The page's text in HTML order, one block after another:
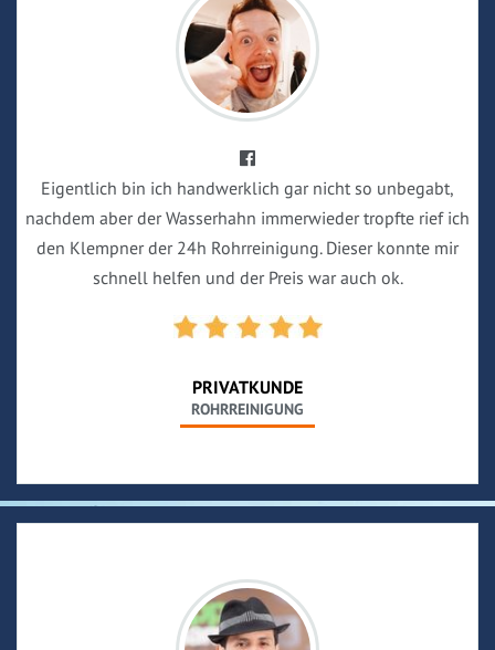
Eigentlich bin ich handwerklich gar nicht so unbegabt,
nachdem aber der Wasserhahn immerwieder tropfte rief ich
den Klempner der 24h Rohrreinigung. Dieser konnte mir
schnell helfen und der Preis war auch ok.
PRIVATKUNDE
ROHRREINIGUNG